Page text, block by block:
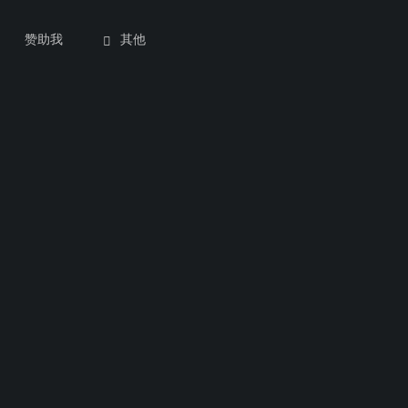
赞助我 其他